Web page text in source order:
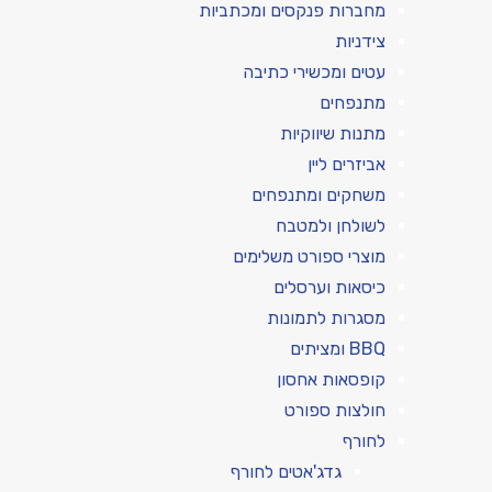
מחברות פנקסים ומכתביות
צידניות
עטים ומכשירי כתיבה
מתנפחים
מתנות שיווקיות
אביזרים ליין
משחקים ומתנפחים
לשולחן ולמטבח
מוצרי ספורט משלימים
כיסאות וערסלים
מסגרות לתמונות
BBQ ומציתים
קופסאות אחסון
חולצות ספורט
לחורף
גדג'אטים לחורף